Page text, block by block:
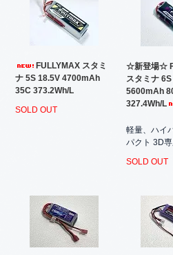
FULLYMAX スタミ
ナ 5S 18.5V 4700mAh
35C 373.2Wh/L
SOLD OUT
☆新登場☆
スタミナ
5600mAh
327.4Wh/L
軽量、ハイ
パクト 3D
SOLD OUT